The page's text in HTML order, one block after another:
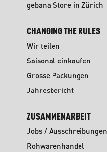
gebana Store in Zürich
CHANGING THE RULES
Wir teilen
Saisonal einkaufen
Grosse Packungen
Jahresbericht
ZUSAMMENARBEIT
Jobs / Ausschreibungen
Rohwarenhandel